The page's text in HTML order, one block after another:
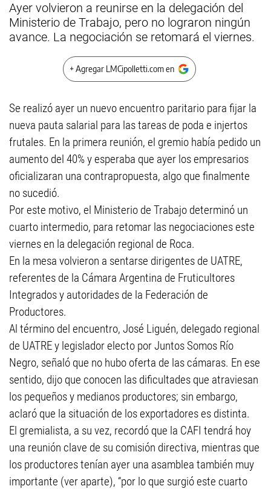
Ayer volvieron a reunirse en la delegación del
Ministerio de Trabajo, pero no lograron ningún
avance. La negociación se retomará el viernes.
+ Agregar LMCipolletti.com en
Se realizó ayer un nuevo encuentro paritario para fijar la
nueva pauta salarial para las tareas de poda e injertos
frutales. En la primera reunión, el gremio había pedido un
aumento del 40% y esperaba que ayer los empresarios
oficializaran una contrapropuesta, algo que finalmente
no sucedió.
Por este motivo, el Ministerio de Trabajo determinó un
cuarto intermedio, para retomar las negociaciones este
viernes en la delegación regional de Roca.
En la mesa volvieron a sentarse dirigentes de UATRE,
referentes de la Cámara Argentina de Fruticultores
Integrados y autoridades de la Federación de
Productores.
Al término del encuentro, José Liguén, delegado regional
de UATRE y legislador electo por Juntos Somos Río
Negro, señaló que no hubo oferta de las cámaras. En ese
sentido, dijo que conocen las dificultades que atraviesan
los pequeños y medianos productores; sin embargo,
aclaró que la situación de los exportadores es distinta.
El gremialista, a su vez, recordó que la CAFI tendrá hoy
una reunión clave de su comisión directiva, mientras que
los productores tenían ayer una asamblea también muy
importante (ver aparte), “por lo que surgió este cuarto